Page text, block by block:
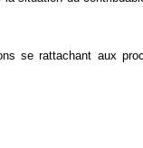
se rattachant aux